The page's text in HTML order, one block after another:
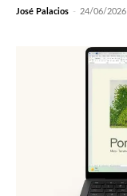
José Palacios - 24/06/2026